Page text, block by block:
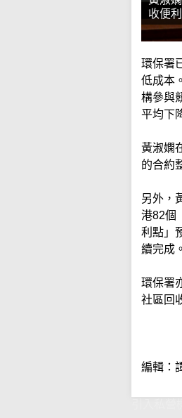
收便
環保署
低成本
構參與
平均下
黃淑嫻
的合約
另外，
港82個
利點」
續完成。
環保署
社區回
編輯：